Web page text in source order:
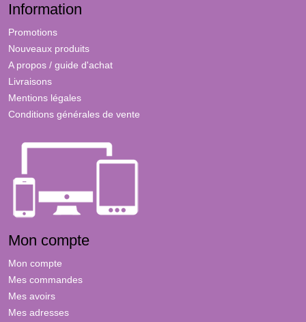
Information
Promotions
Nouveaux produits
A propos / guide d'achat
Livraisons
Mentions légales
Conditions générales de vente
Mon compte
Mon compte
Mes commandes
Mes avoirs
Mes adresses